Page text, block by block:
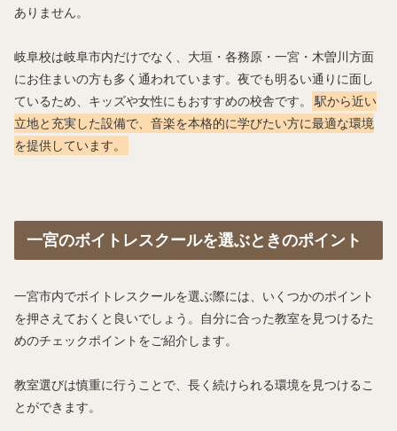
ありません。
岐阜校は岐阜市内だけでなく、大垣・各務原・一宮・木曽川方面
にお住まいの方も多く通われています。夜でも明るい通りに面し
ているため、キッズや女性にもおすすめの校舎です。
駅から近い
立地と充実した設備で、音楽を本格的に学びたい方に最適な環境
を提供しています。
一宮のボイトレスクールを選ぶときのポイント
一宮市内でボイトレスクールを選ぶ際には、いくつかのポイント
を押さえておくと良いでしょう。自分に合った教室を見つけるた
めのチェックポイントをご紹介します。
教室選びは慎重に行うことで、長く続けられる環境を見つけるこ
とができます。